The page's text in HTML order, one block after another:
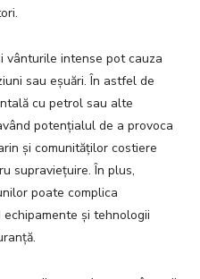
vânturile intense pot cauza
sau eșuări. În astfel de
cu petrol sau alte
potențialul de a provoca
și comunităților costiere
supraviețuire. În plus,
poate complica
și tehnologii